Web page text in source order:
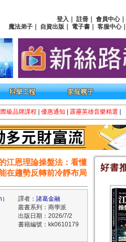
登入 註冊 會員中心｜
魔法弟子
自資出版 電子書 客服中心｜
際級品牌課程 優惠通知 霹靂英雄音樂精選
江恩理論操盤法：看懂
在趨勢反轉前冷靜布局
譯者： 諸葛金融
叢書系列：商學派
出版日期：2026/7/2
書籍編號：kk0610179